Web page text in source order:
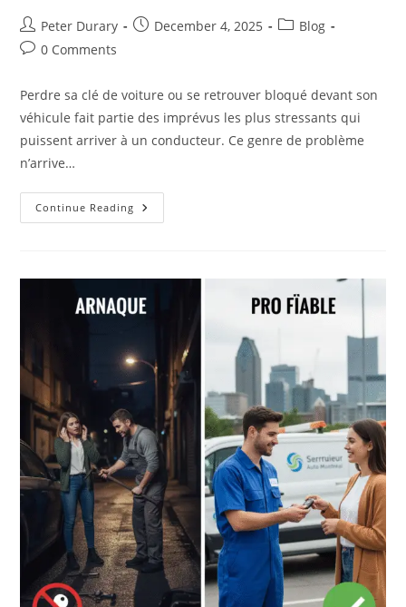
Post
author:
Peter Durary
PostDecember 4, 2025
PostBlog
Post0 Comments
Perdre sa clé de voiture ou se retrouver bloqué devant son
véhicule fait partie des imprévus les plus stressants qui
puissent arriver à un conducteur. Ce genre de problème
n’arrive…
Continue Reading Les
10
Absolument
Besoin
D’un
Clé
De
Voiture